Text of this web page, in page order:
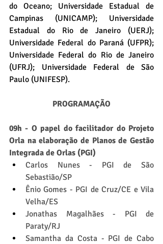
do Oceano; Universidade Estadual de
Campinas (UNICAMP); Universidade
Estadual do Rio de Janeiro (UERJ);
Universidade Federal do Paraná (UFPR);
Universidade Federal do Rio de Janeiro
(UFRJ); Universidade Federal de São
Paulo (UNIFESP).
PROGRAMAÇÃO
09h - O papel do facilitador do Projeto
Orla na elaboração de Planos de Gestão
Integrada de Orlas (PGI)
Carlos Nunes - PGI de São
Sebastião/SP
Ênio Gomes - PGI de Cruz/CE e Vila
Velha/ES
Jonathas Magalhães - PGI de
Paraty/RJ
Samantha da Costa - PGI de Cabo